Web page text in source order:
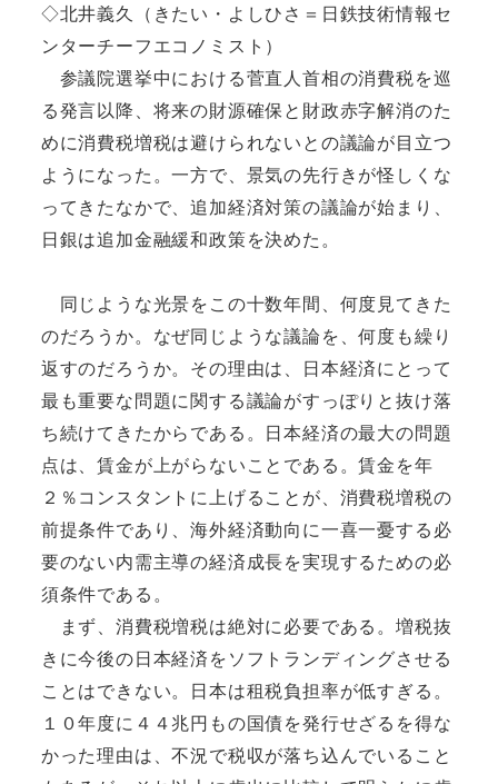
◇北井義久（きたい・よしひさ＝日鉄技術情報セ
ンターチーフエコノミスト）
参議院選挙中における菅直人首相の消費税を巡
る発言以降、将来の財源確保と財政赤字解消のた
めに消費税増税は避けられないとの議論が目立つ
ようになった。一方で、景気の先行きが怪しくな
ってきたなかで、追加経済対策の議論が始まり、
日銀は追加金融緩和政策を決めた。
同じような光景をこの十数年間、何度見てきた
のだろうか。なぜ同じような議論を、何度も繰り
返すのだろうか。その理由は、日本経済にとって
最も重要な問題に関する議論がすっぽりと抜け落
ち続けてきたからである。日本経済の最大の問題
点は、賃金が上がらないことである。賃金を年
２％コンスタントに上げることが、消費税増税の
前提条件であり、海外経済動向に一喜一憂する必
要のない内需主導の経済成長を実現するための必
須条件である。
まず、消費税増税は絶対に必要である。増税抜
きに今後の日本経済をソフトランディングさせる
ことはできない。日本は租税負担率が低すぎる。
１０年度に４４兆円もの国債を発行せざるを得な
かった理由は、不況で税収が落ち込んでいること